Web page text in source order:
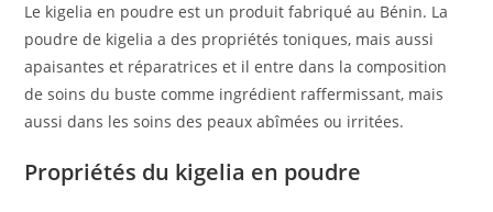
Le kigelia en poudre est un produit fabriqué au Bénin. La
poudre de kigelia a des propriétés toniques, mais aussi
apaisantes et réparatrices et il entre dans la composition
de soins du buste comme ingrédient raffermissant, mais
aussi dans les soins des peaux abîmées ou irritées.
Propriétés du kigelia en poudre